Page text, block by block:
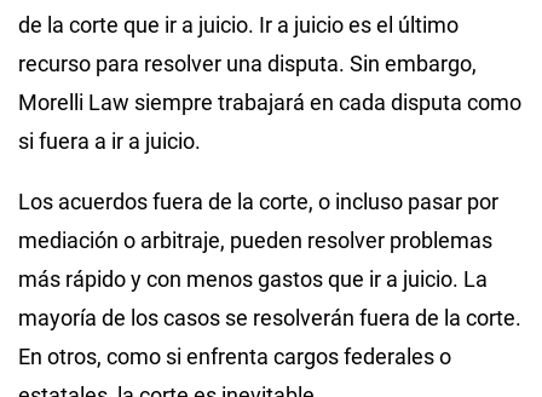
de la corte que ir a juicio. Ir a juicio es el último
recurso para resolver una disputa. Sin embargo,
Morelli Law siempre trabajará en cada disputa como
si fuera a ir a juicio.
Los acuerdos fuera de la corte, o incluso pasar por
mediación o arbitraje, pueden resolver problemas
más rápido y con menos gastos que ir a juicio. La
mayoría de los casos se resolverán fuera de la corte.
En otros, como si enfrenta cargos federales o